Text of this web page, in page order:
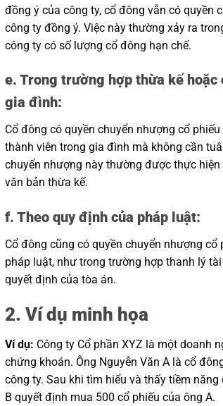
đồng ý của công ty, cổ đông vẫn có quyền
công ty đồng ý. Việc này thường xảy ra
công ty có số lượng cổ đông hạn chế.
e. Trong trường hợp thừa kế hoặc
gia đình:
Cổ đông có quyền chuyển nhượng cổ
thành viên trong gia đình mà không cần
chuyển nhượng này thường được thực
văn bản thừa kế.
f. Theo quy định của pháp luật:
Cổ đông cũng có quyền chuyển nhượng
pháp luật, như trong trường hợp thanh lý
quyết định của tòa án.
2. Ví dụ minh họa
Ví dụ: Công ty Cổ phần XYZ là một doanh
chứng khoán. Ông Nguyễn Văn A là cổ
công ty. Sau khi tìm hiểu và thấy tiềm
B quyết định mua 500 cổ phiếu của ông A.